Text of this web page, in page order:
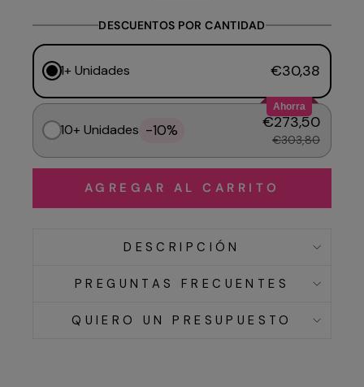
DESCUENTOS POR CANTIDAD
1+ Unidades €30,38
Ahorra
10+ Unidades -10% €273,50
€303,80
AGREGAR AL CARRITO
DESCRIPCIÓN
PREGUNTAS FRECUENTES
QUIERO UN PRESUPUESTO